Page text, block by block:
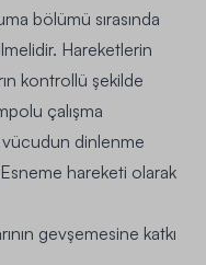
bölümü sırasında
Hareketlerin
kontrollü şekilde
çalışma
vücudun dinlenme
hareketi olarak
gevşemesine katkı